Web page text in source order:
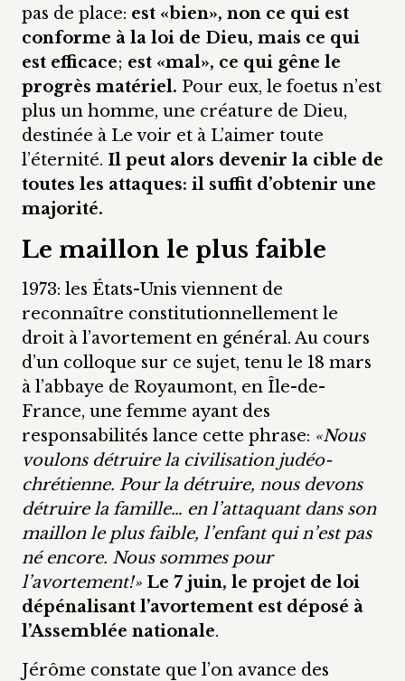
pas de place: est «bien», non ce qui est
conforme à la loi de Dieu, mais ce qui
est efficace; est «mal», ce qui gêne le
progrès matériel. Pour eux, le foetus n’est
plus un homme, une créature de Dieu,
destinée à Le voir et à L’aimer toute
l’éternité. Il peut alors devenir la cible de
toutes les attaques: il suffit d’obtenir une
majorité.
Le maillon le plus faible
1973: les États-Unis viennent de
reconnaître constitutionnellement le
droit à l’avortement en général. Au cours
d’un colloque sur ce sujet, tenu le 18 mars
à l’abbaye de Royaumont, en Île-de-
France, une femme ayant des
responsabilités lance cette phrase: «Nous
voulons détruire la civilisation judéo-
chrétienne. Pour la détruire, nous devons
détruire la famille… en l’attaquant dans son
maillon le plus faible, l’enfant qui n’est pas
né encore. Nous sommes pour
l’avortement!» Le 7 juin, le projet de loi
dépénalisant l’avortement est déposé à
l’Assemblée nationale.
Jérôme constate que l’on avance des